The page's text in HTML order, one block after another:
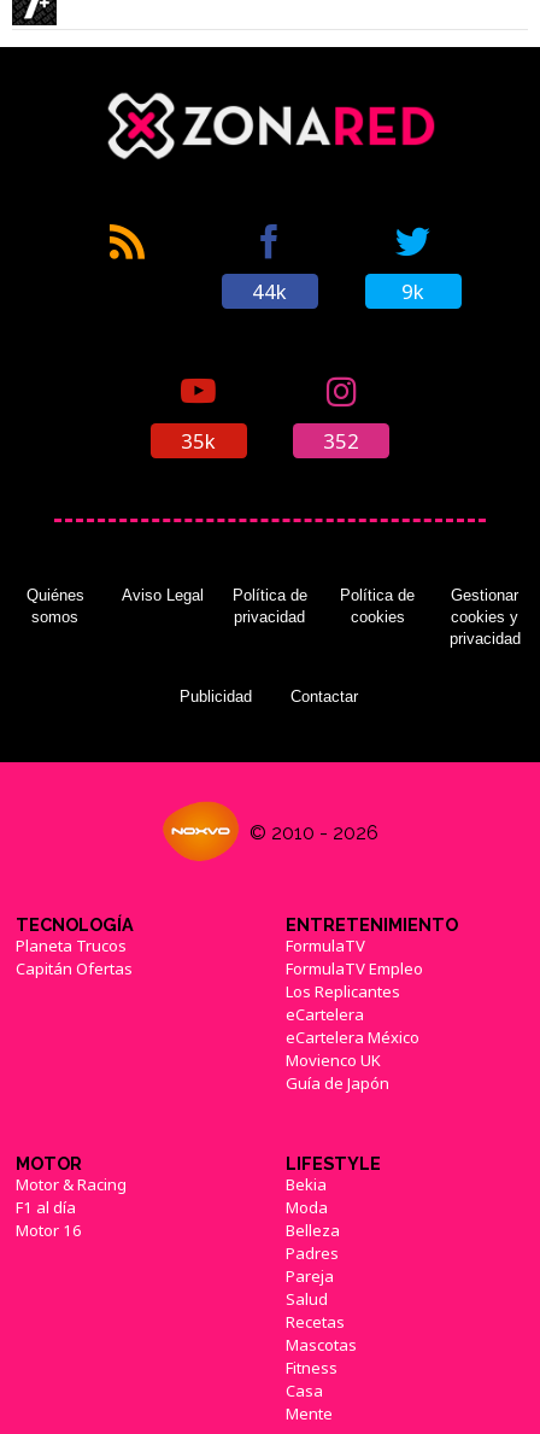
44k 9k
35k 352
Quiénes
somos
Aviso Legal
Política de
privacidad
Política de
cookies
Gestionar
cookies y
privacidad
Publicidad Contactar
© 2010 - 2026
TECNOLOGÍA
Planeta Trucos
Capitán Ofertas
ENTRETENIMIENTO
FormulaTV
FormulaTV Empleo
Los Replicantes
eCartelera
eCartelera México
Movienco UK
Guía de Japón
MOTOR
Motor & Racing
F1 al día
Motor 16
LIFESTYLE
Bekia
Moda
Belleza
Padres
Pareja
Salud
Recetas
Mascotas
Fitness
Casa
Mente